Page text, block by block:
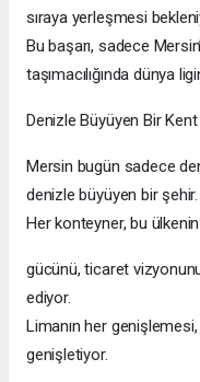
sıraya yerleşmesi
Bu başarı, sadece
taşımacılığında dünya
Denizle Büyüyen Bir Kent
Mersin bugün sadece
denizle büyüyen bir şehir.
Her konteyner, bu
gücünü, ticaret
ediyor.
Limanın her
genişletiyor.